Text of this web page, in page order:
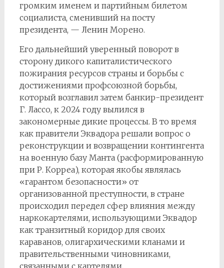
громким именем и партийным билетом
социалиста, сменивший на посту
президента, — Ленин Морено.
Его дальнейший уверенный поворот в
сторону дикого капиталистического
пожирания ресурсов страны и борьбы с
достижениями профсоюзной борьбы,
который возглавил затем банкир-президент
Г. Лассо, к 2024 году вылился в
закономерные дикие процессы. В то время
как правители Эквадора решали вопрос о
реконструкции и возвращении контингента
на военную базу Манта (расформированную
при Р. Корреа), которая якобы являлась
«гарантом безопасности» от
организованной преступности, в стране
происходил передел сфер влияния между
наркокартелями, использующими Эквадор
как транзитный коридор для своих
караванов, олигархическими кланами и
правительственными чиновниками,
связанными с картелями.